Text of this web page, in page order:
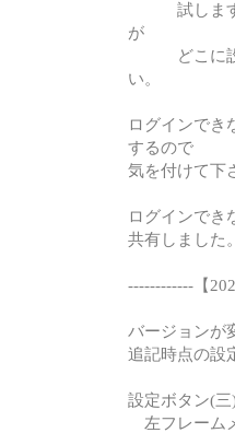
試しますか
が
どこに設定
い。
ログインでき
するので
気を付けて下
ログインでき
共有しました
------------【
バージョンが
追記時点の設
設定ボタン(三
左フレーム